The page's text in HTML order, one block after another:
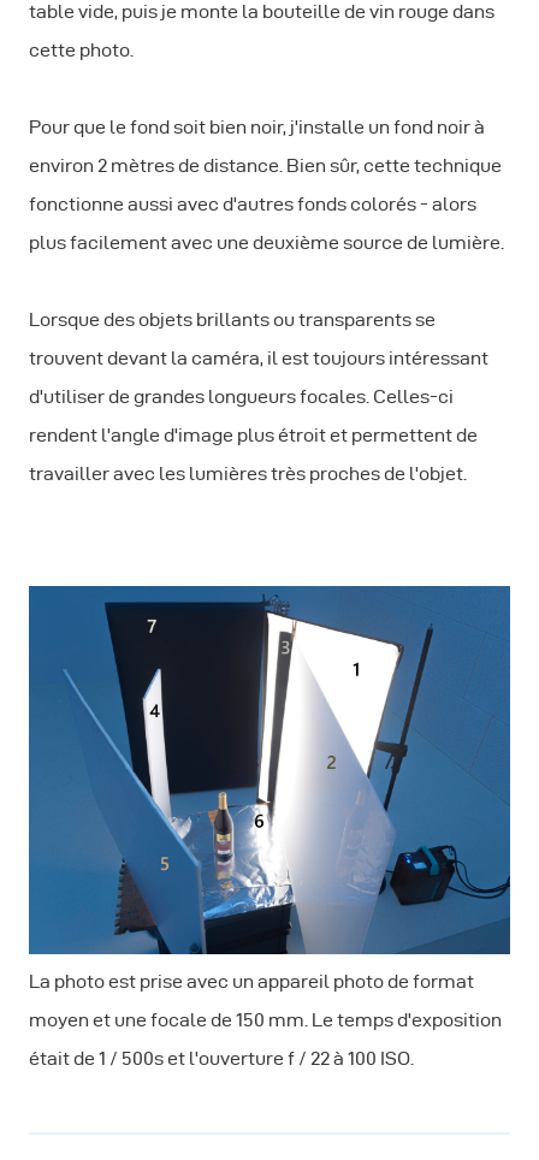
table vide, puis je monte la bouteille de vin rouge dans
cette photo.
Pour que le fond soit bien noir, j'installe un fond noir à
environ 2 mètres de distance. Bien sûr, cette technique
fonctionne aussi avec d'autres fonds colorés - alors
plus facilement avec une deuxième source de lumière.
Lorsque des objets brillants ou transparents se
trouvent devant la caméra, il est toujours intéressant
d'utiliser de grandes longueurs focales. Celles-ci
rendent l'angle d'image plus étroit et permettent de
travailler avec les lumières très proches de l'objet.
La photo est prise avec un appareil photo de format
moyen et une focale de 150 mm. Le temps d'exposition
était de 1 / 500s et l'ouverture f / 22 à 100 ISO.